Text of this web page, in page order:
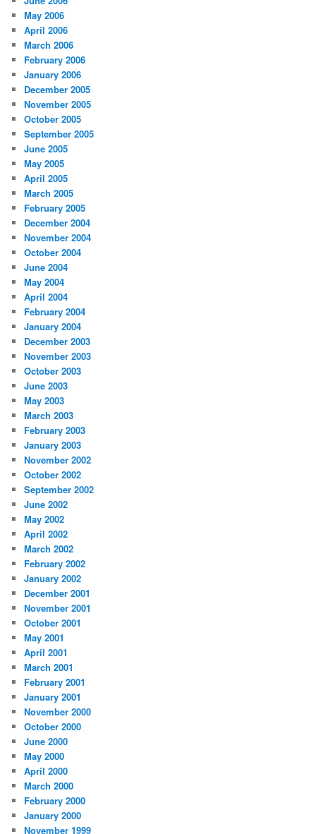
May 2006
April 2006
March 2006
February 2006
January 2006
December 2005
November 2005
October 2005
September 2005
June 2005
May 2005
April 2005
March 2005
February 2005
December 2004
November 2004
October 2004
June 2004
May 2004
April 2004
February 2004
January 2004
December 2003
November 2003
October 2003
June 2003
May 2003
March 2003
February 2003
January 2003
November 2002
October 2002
September 2002
June 2002
May 2002
April 2002
March 2002
February 2002
January 2002
December 2001
November 2001
October 2001
May 2001
April 2001
March 2001
February 2001
January 2001
November 2000
October 2000
June 2000
May 2000
April 2000
March 2000
February 2000
January 2000
November 1999